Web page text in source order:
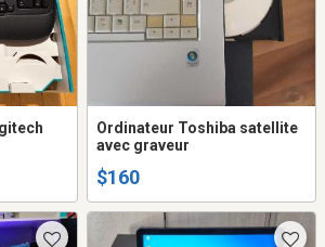
Ordinateur Toshiba satellite
avec graveur
$160